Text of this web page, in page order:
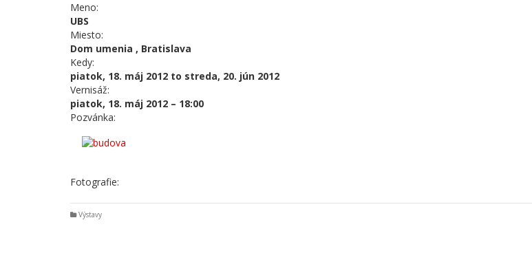
Meno:
UBS
Miesto:
Dom umenia , Bratislava
Kedy:
piatok, 18. máj 2012 to streda, 20. jún 2012
Vernisáž:
piatok, 18. máj 2012 – 18:00
Pozvánka:
Fotografie:
Výstavy